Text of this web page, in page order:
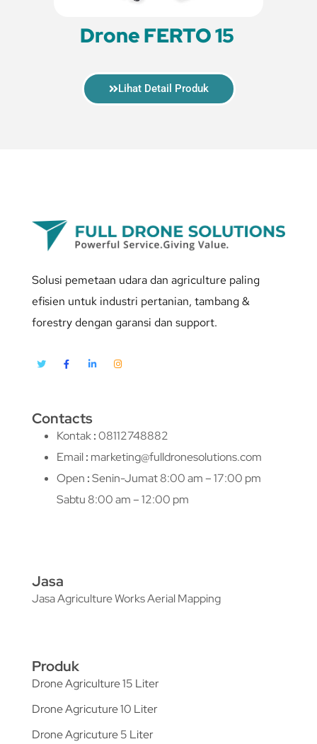
Drone FERTO 15
Lihat Detail Produk
Solusi pemetaan udara dan agriculture paling
efisien untuk industri pertanian, tambang &
forestry dengan garansi dan support.
Contacts
Kontak:08112748882
Email: marketing@fulldronesolutions.com
Open :Senin-Jumat 8:00 am – 17:00 pm
Sabtu 8:00 am – 12:00 pm
Jasa
Jasa Agriculture Works Aerial Mapping
Produk
Drone Agriculture 15 Liter
Drone Agricuture 10 Liter
Drone Agricuture 5 Liter